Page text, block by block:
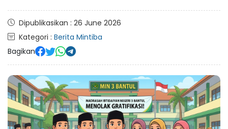
Dipublikasikan : 26 June 2026
Kategori : Berita Mintiba
Bagikan